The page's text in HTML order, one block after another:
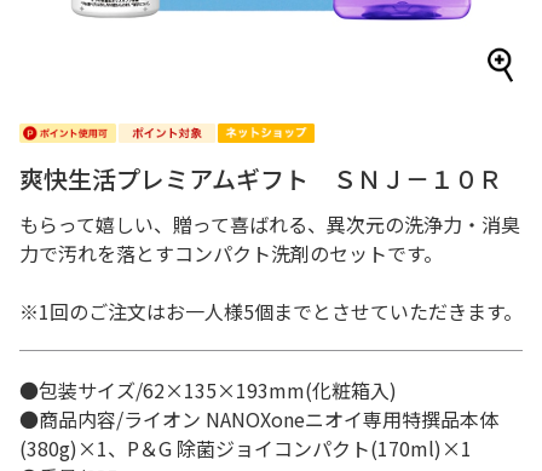
爽快生活プレミアムギフト ＳＮＪ－１０Ｒ
もらって嬉しい、贈って喜ばれる、異次元の洗浄力・消臭
力で汚れを落とすコンパクト洗剤のセットです。
※1回のご注文はお一人様5個までとさせていただきます。
●包装サイズ/62×135×193mm(化粧箱入)
●商品内容/ライオン NANOXoneニオイ専用特撰品本体
(380g)×1、P＆G 除菌ジョイコンパクト(170ml)×1